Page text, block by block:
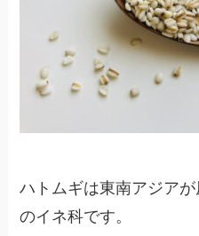
ハトムギは東南アジア
のイネ科です。